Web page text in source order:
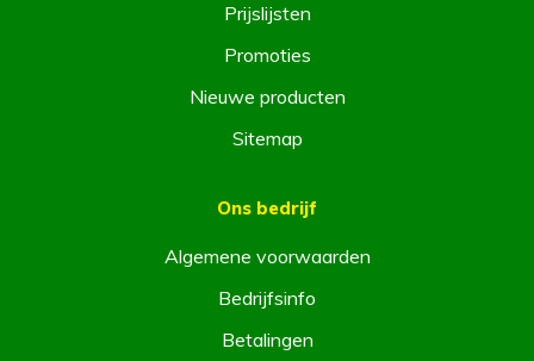
Prijslijsten
Promoties
Nieuwe producten
Sitemap
Ons bedrijf
Algemene voorwaarden
Bedrijfsinfo
Betalingen